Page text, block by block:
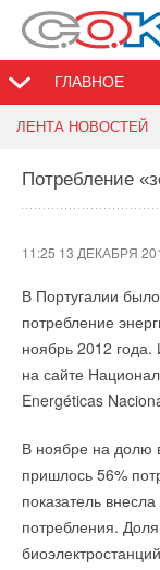
ГЛАВНОЕ
ЛЕНТА НОВОСТЕЙ
Потребление
11:25 13 ДЕКАБРЯ
В Португалии
потребление
ноябрь 2012
на сайте
Energéticas
В ноябре на долю
пришлось 56%
показатель
потребления.
Насос Grundfos
11:00 13 ДЕКАБРЯ
Новый
2012» и
4 награды с
текущего года. В
Копенгагене, на
исполнение
получение
продукта и
«Насос серии
наивысшего
Теплоизоляция
10:45 13 ДЕКАБРЯ
ACe для систем
на основе
ячеистой
материалом.
гарантирует
паропроницанию.
работу и
Преимущества
коэффициенте